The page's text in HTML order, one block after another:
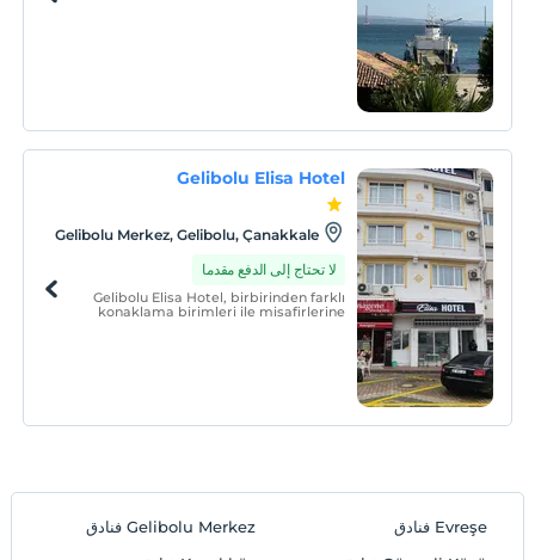
Gelibolu Elisa Hotel
Gelibolu Merkez, Gelibolu, Çanakkale
لا تحتاج إلى الدفع مقدما
Gelibolu Elisa Hotel, birbirinden farklı
konaklama birimleri ile misafirlerine
Evreşe فنادق
Gelibolu Merkez فنادق